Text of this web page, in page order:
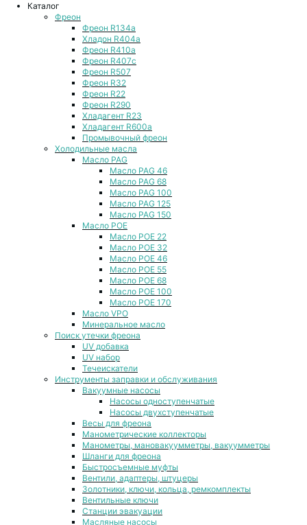
Каталог
Фреон
Фреон R134a
Хладон R404a
Фреон R410a
Фреон R407с
Фреон R507
Фреон R32
Фреон R22
Фреон R290
Хладагент R23
Хладагент R600a
Промывочный фреон
Холодильные масла
Масло PAG
Масло PAG 46
Масло PAG 68
Масло PAG 100
Масло PAG 125
Масло PAG 150
Масло POE
Масло POE 22
Масло POE 32
Масло POE 46
Масло POE 55
Масло POE 68
Масло POE 100
Масло POE 170
Масло VPO
Минеральное масло
Поиск утечки фреона
UV добавка
UV набор
Течеискатели
Инструменты заправки и обслуживания
Вакуумные насосы
Насосы одноступенчатые
Насосы двухступенчатые
Весы для фреона
Манометрические коллекторы
Манометры, мановакуумметры, вакуумметры
Шланги для фреона
Быстросъемные муфты
Вентили, адаптеры, штуцеры
Золотники, ключи, кольца, ремкомплекты
Вентильные ключи
Станции эвакуации
Масляные насосы